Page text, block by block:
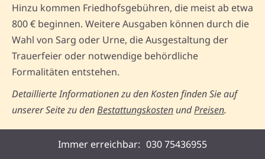
Hinzu kommen Friedhofsgebühren, die meist ab etwa
800 € beginnen. Weitere Ausgaben können durch die
Wahl von Sarg oder Urne, die Ausgestaltung der
Trauerfeier oder notwendige behördliche
Formalitäten entstehen.
Detaillierte Informationen zu den Kosten finden Sie auf
unserer Seite zu denBestattungskosten undPreisen.
Konkreter Ablauf einer Bestattung
Immer erreichbar: 030 75436955